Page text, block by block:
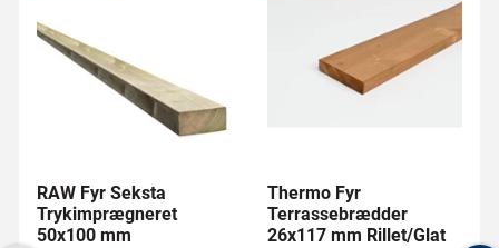
RAW Fyr Seksta
Trykimprægneret
50x100 mm
Thermo Fyr
Terrassebrædder
26x117 mm Rillet/Glat